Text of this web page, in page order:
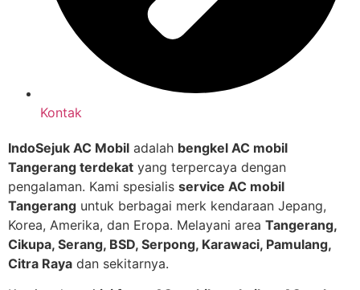
Kontak
IndoSejuk AC Mobil adalah bengkel AC mobil
Tangerang terdekat yang terpercaya dengan
pengalaman. Kami spesialis service AC mobil
Tangerang untuk berbagai merk kendaraan Jepang,
Korea, Amerika, dan Eropa. Melayani area Tangerang,
Cikupa, Serang, BSD, Serpong, Karawaci, Pamulang,
Citra Raya dan sekitarnya.